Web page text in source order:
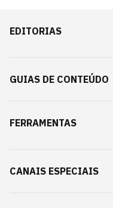
EDITORIAS
GUIAS DE CONTEÚDO
FERRAMENTAS
CANAIS ESPECIAIS